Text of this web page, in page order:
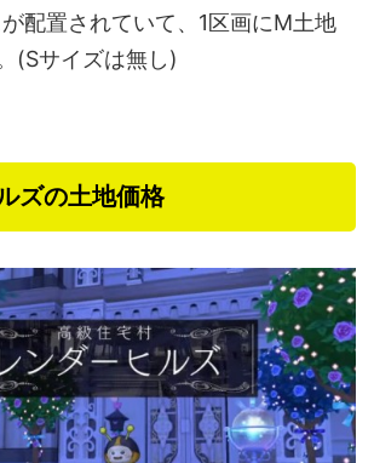
配置されていて、1区画にM土地
(Sサイズは無し)
ズの土地価格